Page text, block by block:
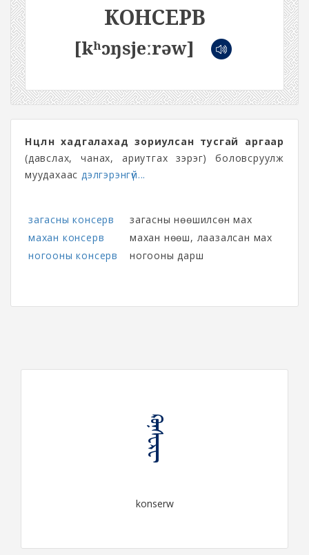
КОНСЕРВ
[kʰɔŋsjeːrəw]
Нөөцлөн хадгалахад зориулсан тусгай аргаар
(давслах, чанах, ариутгах зэрэг) боловсруулж
муудахаасдэлгэрэнгүй...
загасны консерв
загасны нөөшилсөн мах
махан консерв
махан нөөш, лаазалсан мах
ногооны консерв
ногооны дарш
ᠺᠣᠨ᠋ᠰᠧᠷᠸ
konserw